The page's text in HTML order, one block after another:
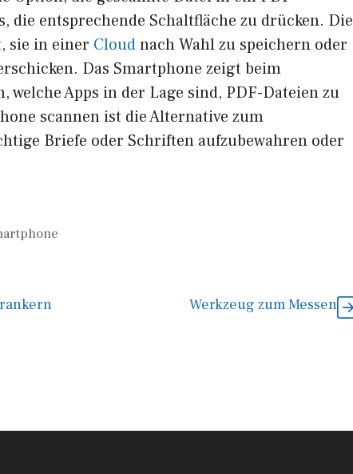
die entsprechende Schaltfläche zu drücken. Die
sie in einer Cloudnach Wahl zu speichern oder
Das Smartphone zeigt beim
welche Apps in der Lage sind, PDF-Dateien zu
scannen ist die Alternative zum
Briefe oder Schriften aufzubewahren oder
Werkzeug zum Messen